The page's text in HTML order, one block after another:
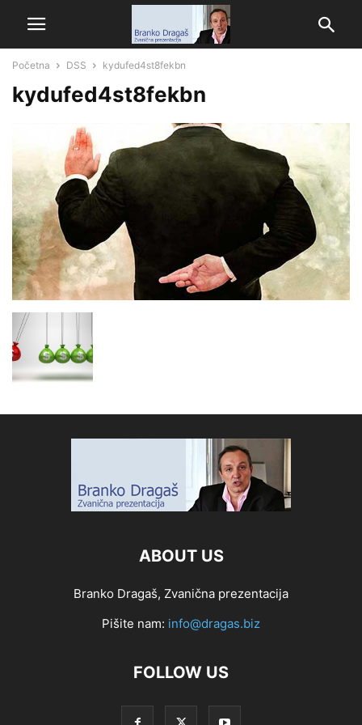
Početna DSS kydufed4st8fekbn
kydufed4st8fekbn
ABOUT US
Branko Dragaš, Zvanična prezentacija
Pišite nam: info@dragas.biz
FOLLOW US